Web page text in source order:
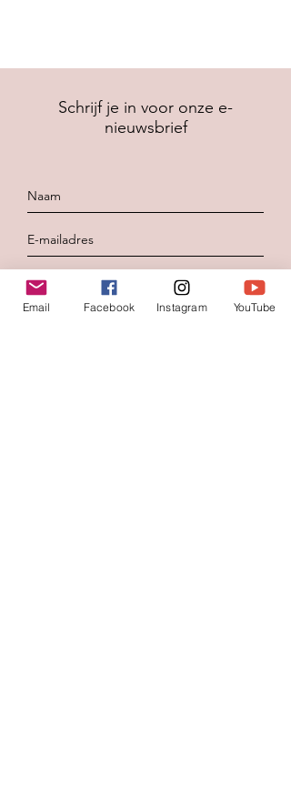
Schrijf je in voor onze e-
nieuwsbrief
Inschrijven
Email Facebook Instagram YouTube